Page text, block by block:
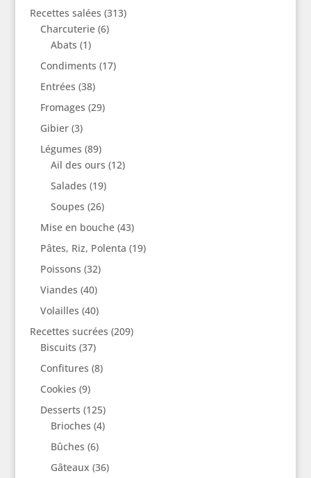
Recettes salées (313)
Charcuterie(6)
Abats (1)
Condiments (17)
Entrées (38)
Fromages (29)
Gibier(3)
Légumes (89)
Ail des ours (12)
Salades (19)
Soupes (26)
Mise en bouche(43)
Pâtes, Riz, Polenta (19)
Poissons (32)
Viandes (40)
Volailles (40)
Recettes sucrées (209)
Biscuits (37)
Confitures (8)
Cookies (9)
Desserts (125)
Brioches (4)
Bûches (6)
Gâteaux (36)